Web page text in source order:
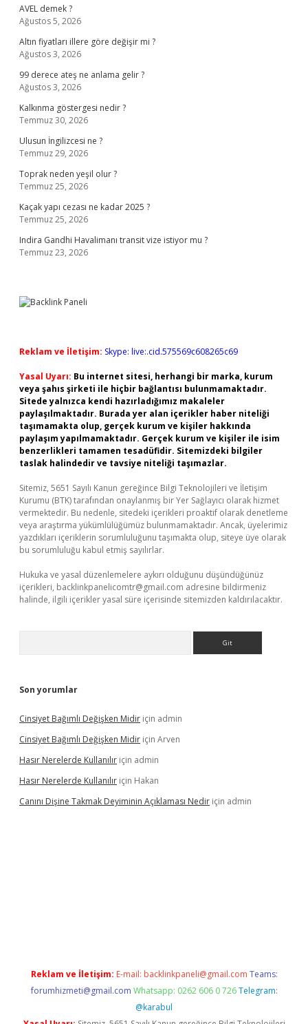
AVEL demek ?
Ağustos 5, 2026
Altın fiyatları illere göre değişir mi ?
Ağustos 3, 2026
99 derece ateş ne anlama gelir ?
Ağustos 3, 2026
Kalkınma göstergesi nedir ?
Temmuz 30, 2026
Ulusun İngilizcesi ne ?
Temmuz 29, 2026
Toprak neden yeşil olur ?
Temmuz 25, 2026
Kaçak yapı cezası ne kadar 2025 ?
Temmuz 25, 2026
Indira Gandhi Havalimanı transit vize istiyor mu ?
Temmuz 23, 2026
Reklam ve İletişim: Skype: live:.cid.575569c608265c69
Yasal Uyarı: Bu internet sitesi, herhangi bir marka, kurum
veya şahıs şirketi ile hiçbir bağlantısı bulunmamaktadır.
Sitede yalnızca kendi hazırladığımız makaleler
paylaşılmaktadır. Burada yer alan içerikler haber niteliği
taşımamakta olup, gerçek kurum ve kişiler hakkında
paylaşım yapılmamaktadır. Gerçek kurum ve kişiler ile isim
benzerlikleri tamamen tesadüfidir. Sitemizdeki bilgiler
taslak halindedir ve tavsiye niteliği taşımazlar.
Sitemiz, 5651 Sayılı Kanun gereğince Bilgi Teknolojileri ve İletişim
Kurumu (BTK) tarafından onaylanmış bir Yer Sağlayıcı olarak hizmet
vermektedir. Bu nedenle, sitedeki içerikleri proaktif olarak denetleme
veya araştırma yükümlülüğümüz bulunmamaktadır. Ancak, üyelerimiz
yazdıkları içeriklerin sorumluluğunu taşımakta olup, siteye üye olarak
bu sorumluluğu kabul etmiş sayılırlar.
Hukuka ve yasal düzenlemelere aykırı olduğunu düşündüğünüz
içerikleri, backlinkpanelicomtr@gmail.com adresine bildirmeniz
halinde, ilgili içerikler yasal süre içerisinde sitemizden kaldırılacaktır.
Son yorumlar
Cinsiyet Bağımlı Değişken Midir için admin
Cinsiyet Bağımlı Değişken Midir için Arven
Hasır Nerelerde Kullanılır için admin
Hasır Nerelerde Kullanılır için Hakan
Canını Dişine Takmak Deyiminin Açıklaması Nedir için admin
Reklam ve İletişim: E-mail: backlinkpaneli@gmail.com Teams:
forumhizmeti@gmail.com Whatsapp: 0262 606 0 726 Telegram:
@karabul